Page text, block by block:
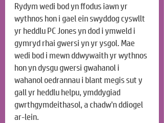
Rydym wedi bod yn ffodus iawn yr
wythnos hon i gael ein swyddog cyswllt
yr heddlu PC Jones yn dod i ymweld i
gymryd rhai gwersi yn yr ysgol. Mae
wedi bod i mewn ddwywaith yr wythnos
hon yn dysgu gwersi gwahanol i
wahanol oedrannau i blant megis sut y
gall yr heddlu helpu, ymddygiad
gwrthgymdeithasol, a chadw'n ddiogel
ar-lein.